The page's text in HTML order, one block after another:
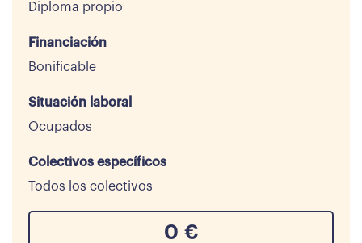
Diploma propio
Financiación
Bonificable
Situación laboral
Ocupados
Colectivos específicos
Todos los colectivos
0 €